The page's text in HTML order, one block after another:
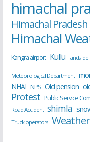
himachal
Himachal
Himachal
Kangra airport Kullu landslide
Meteorological Department
NHAI NPS Old pension
Protest Public Service
Road Accident shimla
Truck operators Weather